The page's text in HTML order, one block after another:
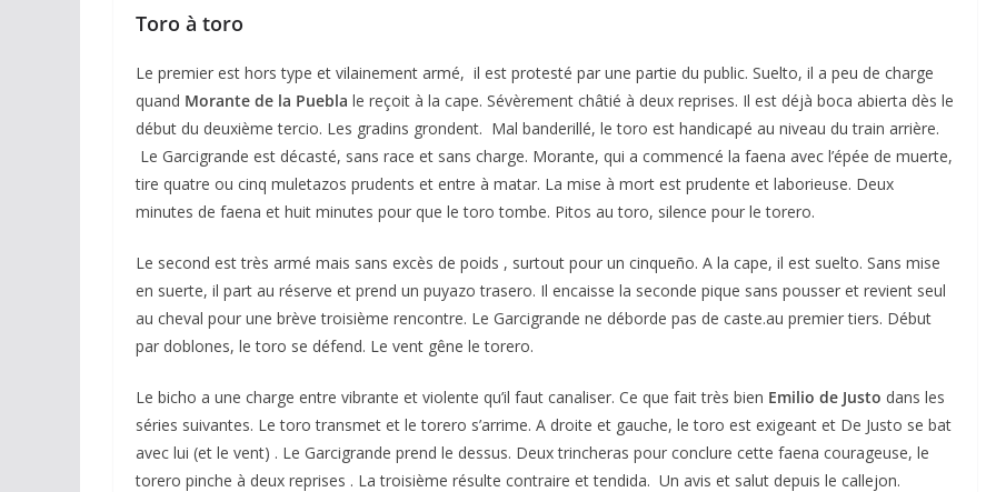
Toro à toro
Le premier est hors type et vilainement armé, il est protesté par une partie du public. Suelto, il a peu de charge
quand Morante de la Puebla le reçoit à la cape. Sévèrement châtié à deux reprises. Il est déjà boca abierta dès le
début du deuxième tercio. Les gradins grondent. Mal banderillé, le toro est handicapé au niveau du train arrière.
Le Garcigrande est décasté, sans race et sans charge. Morante, qui a commencé la faena avec l’épée de muerte,
tire quatre ou cinq muletazos prudents et entre à matar. La mise à mort est prudente et laborieuse. Deux
minutes de faena et huit minutes pour que le toro tombe. Pitos au toro, silence pour le torero.
Le second est très armé mais sans excès de poids , surtout pour un cinqueño. A la cape, il est suelto. Sans mise
en suerte, il part au réserve et prend un puyazo trasero. Il encaisse la seconde pique sans pousser et revient seul
au cheval pour une brève troisième rencontre. Le Garcigrande ne déborde pas de caste.au premier tiers. Début
par doblones, le toro se défend. Le vent gêne le torero.
Le bicho a une charge entre vibrante et violente qu’il faut canaliser. Ce que fait très bien Emilio de Justo dans les
séries suivantes. Le toro transmet et le torero s’arrime. A droite et gauche, le toro est exigeant et De Justo se bat
avec lui (et le vent) . Le Garcigrande prend le dessus. Deux trincheras pour conclure cette faena courageuse, le
torero pinche à deux reprises . La troisième résulte contraire et tendida. Un avis et salut depuis le callejon.